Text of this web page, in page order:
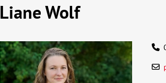
Liane Wolf